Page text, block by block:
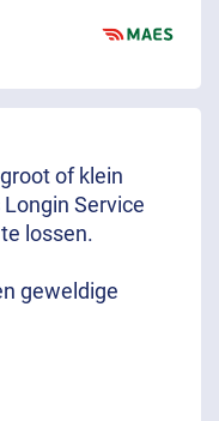
of klein
Service
lossen.
geweldige